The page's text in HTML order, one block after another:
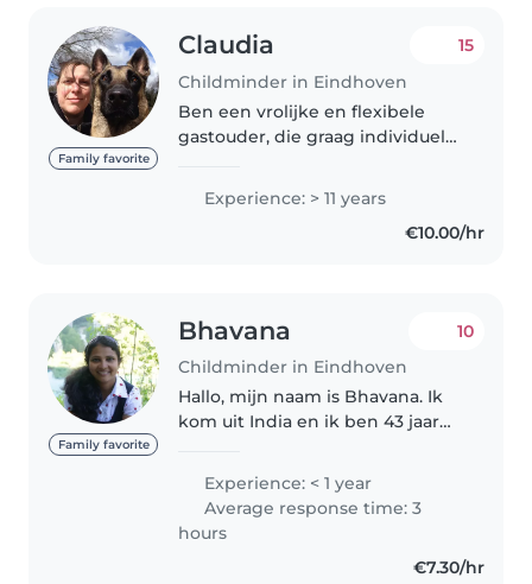
Family favorite
Claudia
Childminder in Eindhoven
15
Ben een vrolijke en flexibele
gastouder, die graag individuele
probleem Sinds ik mijn
Experience: > 11 years
€10.00/hr
Family favorite
Bhavana
Childminder in Eindhoven
10
Hallo, mijn naam is Bhavana. Ik
kom uit India en ik ben 43 jaar
man en 2 dochters (15 jaar en 11
jaar) in een gezellig en
kindvriendelijke wijk
Experience: < 1 year
Average response time: 3
hours
€7.30/hr